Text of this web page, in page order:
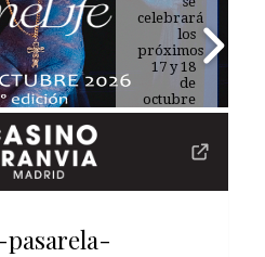
celebrará
los
próximos
17 y 18
de
octubre
de 2026
de
belleza